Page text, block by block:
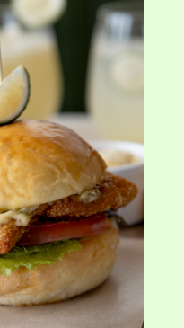
ン コトレッタ バー
円
レッタ・サンド
」香るチキン